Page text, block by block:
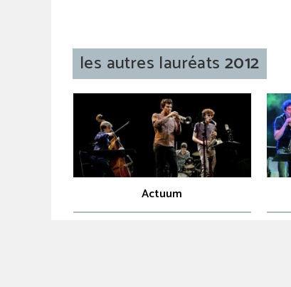
les autres lauréats 2012
Actuum